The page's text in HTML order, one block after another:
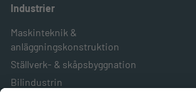
Industrier
Maskinteknik &
anläggningskonstruktion
Ställverk- & skåpsbyggnation
Bilindustrin